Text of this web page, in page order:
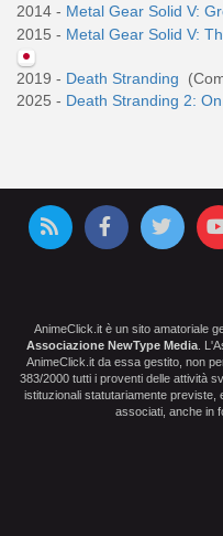
2014 - Metal Gear Solid V:
2015 - Metal Gear Solid V:
2019 - Death Stranding
2025 - Death Stranding 2:
AnimeClick.it è un sito amatoriale
Associazione NewType Media.
AnimeClick.it da essa gestito, non
383/2000 tutti i proventi delle attività
istituzionali statutariamente
associati, anche in